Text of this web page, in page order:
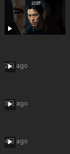
2日 ago
3日 ago
4日 ago